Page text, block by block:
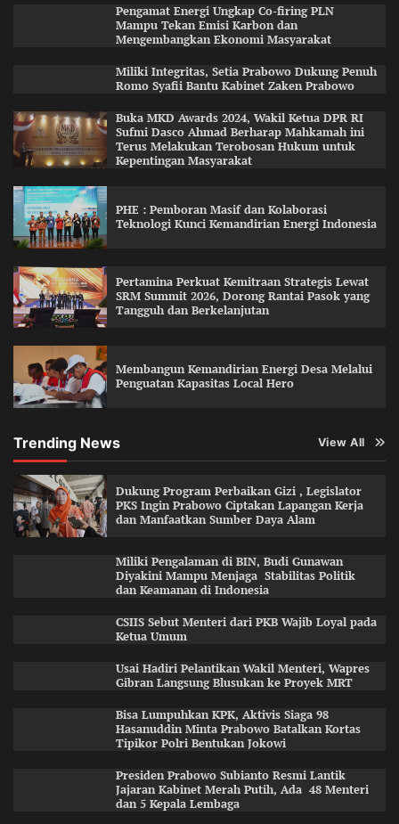
Pengamat Energi Ungkap Co-firing PLN
Mampu Tekan Emisi Karbon dan
Mengembangkan Ekonomi Masyarakat
Miliki Integritas, Setia Prabowo Dukung Penuh
Romo Syafii Bantu Kabinet Zaken Prabowo
Buka MKD Awards 2024, Wakil Ketua DPR RI
Sufmi Dasco Ahmad Berharap Mahkamah ini
Terus Melakukan Terobosan Hukum untuk
Kepentingan Masyarakat
PHE : Pemboran Masif dan Kolaborasi
Teknologi Kunci Kemandirian Energi Indonesia
Pertamina Perkuat Kemitraan Strategis Lewat
SRM Summit 2026, Dorong Rantai Pasok yang
Tangguh dan Berkelanjutan
Membangun Kemandirian Energi Desa Melalui
Penguatan Kapasitas Local Hero
Trending News View All
Dukung Program Perbaikan Gizi , Legislator
PKS Ingin Prabowo Ciptakan Lapangan Kerja
dan Manfaatkan Sumber Daya Alam
Miliki Pengalaman di BIN, Budi Gunawan
Diyakini Mampu Menjaga Stabilitas Politik
dan Keamanan di Indonesia
CSIIS Sebut Menteri dari PKB Wajib Loyal pada
Ketua Umum
Usai Hadiri Pelantikan Wakil Menteri, Wapres
Gibran Langsung Blusukan ke Proyek MRT
Bisa Lumpuhkan KPK, Aktivis Siaga 98
Hasanuddin Minta Prabowo Batalkan Kortas
Tipikor Polri Bentukan Jokowi
Presiden Prabowo Subianto Resmi Lantik
Jajaran Kabinet Merah Putih, Ada 48 Menteri
dan 5 Kepala Lembaga